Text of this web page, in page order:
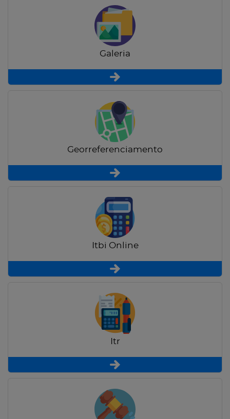
Galeria
Georreferenciamento
Itbi Online
Itr